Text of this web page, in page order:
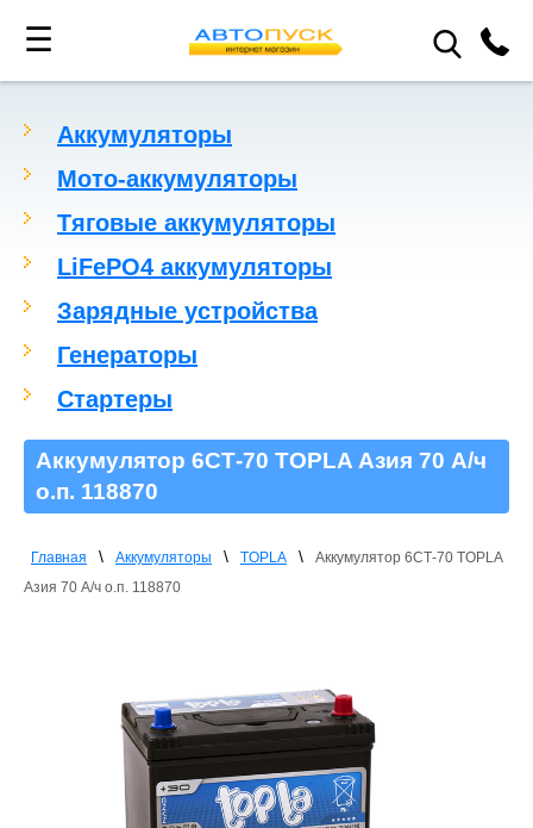
☰
Аккумуляторы
Мото-аккумуляторы
Тяговые аккумуляторы
LiFePO4 аккумуляторы
Зарядные устройства
Генераторы
Стартеры
Аккумулятор 6СТ-70 TOPLA Азия 70 А/ч
о.п. 118870
Главная \ Аккумуляторы \ TOPLA \
Аккумулятор 6СТ-70 TOPLA
Азия 70 А/ч о.п. 118870